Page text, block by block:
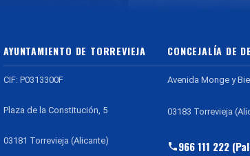
AYUNTAMIENTO DE TORREVIEJA
CIF: P0313300F
Plaza de la Constitución, 5
03181 Torrevieja (Alicante)
CONCEJALÍA DE
Avenida Monge y
03183 Torrevieja
966 111 222